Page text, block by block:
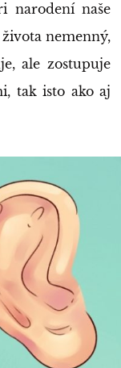
narodení naše
nemenný,
ale zostupuje
tak isto ako aj